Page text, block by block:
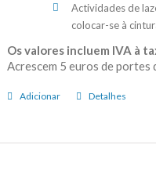
Actividades de
colocar-se à
Os valores incluem IVA à
Acrescem 5 euros de portes
Adicionar Detalhes